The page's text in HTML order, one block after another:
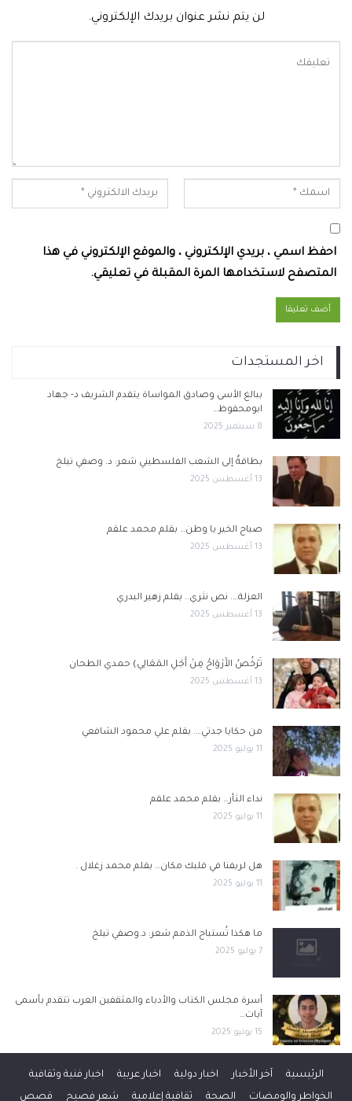
لن يتم نشر عنوان بريدك الإلكتروني.
احفظ اسمي ، بريدي الإلكتروني ، والموقع الإلكتروني في هذا
المتصفح لاستخدامها المرة المقبلة في تعليقي.
اخر المستجدات
ببالغ الأسى وصادق المواساة يتقدم الشريف د- جهاد
ابومحفوظ…
8 سبتمبر 2025
بطاقةٌ إلى الشعب الفلسطيني شعر: د. وصفي تيلخ
13 أغسطس 2025
صباح الخير يا وطن… بقلم محمد علقم
13 أغسطس 2025
العزلة…. نص نثري.. بقلم زهير البدري
13 أغسطس 2025
تَرْخُصُ الأَرْوَاحُ مِنْ أَجْلِ المَعَالِي) حمدي الطحان
13 أغسطس 2025
من حكايا جدتي…. بقلم علي محمود الشافعي
11 يوليو 2025
نداء الثأر… بقلم محمد علقم
11 يوليو 2025
هل لريفنا في قلبك مكان… بقلم محمد زغلال .
11 يوليو 2025
ما هكذا تُستباح الذمم شعر: د.وصفي تيلخ
7 يوليو 2025
أسرة مجلس الكتاب والأدباء والمثقفين العرب تتقدم بأسمى
آيات…
15 يونيو 2025
الرئيسية آخر الأخبار اخبار دولية اخبار عربية
اخبار فنية وثقافية
الخواطر والومضات
الصحة ثقافية إعلامية شعر فصيح قصص